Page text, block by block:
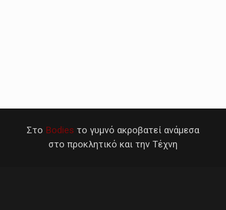
Στο Bodies το γυμνό ακροβατεί ανάμεσα
στο προκλητικό και την Τέχνη